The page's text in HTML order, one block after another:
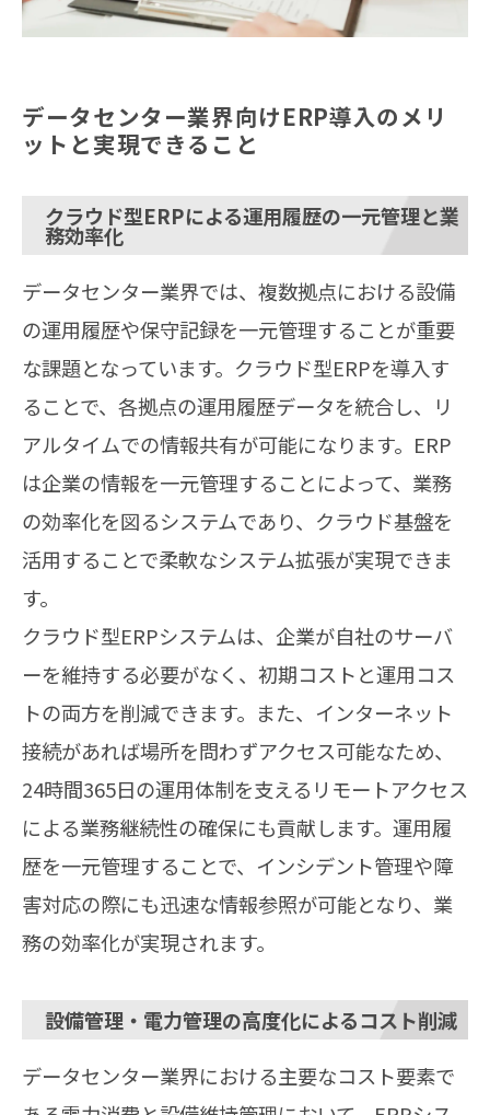
データセンター業界向けERP導入のメリ
ットと実現できること
クラウド型ERPによる運用履歴の一元管理と業
務効率化
データセンター業界では、複数拠点における設備
の運用履歴や保守記録を一元管理することが重要
な課題となっています。クラウド型ERPを導入す
ることで、各拠点の運用履歴データを統合し、リ
アルタイムでの情報共有が可能になります。ERP
は企業の情報を一元管理することによって、業務
の効率化を図るシステムであり、クラウド基盤を
活用することで柔軟なシステム拡張が実現できま
す。
クラウド型ERPシステムは、企業が自社のサーバ
ーを維持する必要がなく、初期コストと運用コス
トの両方を削減できます。また、インターネット
接続があれば場所を問わずアクセス可能なため、
24時間365日の運用体制を支えるリモートアクセス
による業務継続性の確保にも貢献します。運用履
歴を一元管理することで、インシデント管理や障
害対応の際にも迅速な情報参照が可能となり、業
務の効率化が実現されます。
設備管理・電力管理の高度化によるコスト削減
データセンター業界における主要なコスト要素で